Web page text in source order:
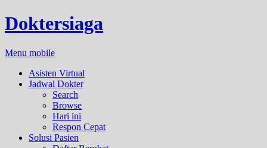
Doktersiaga
Menu mobile
Asisten Virtual
Jadwal Dokter
Search
Browse
Hari ini
Respon Cepat
Solusi Pasien